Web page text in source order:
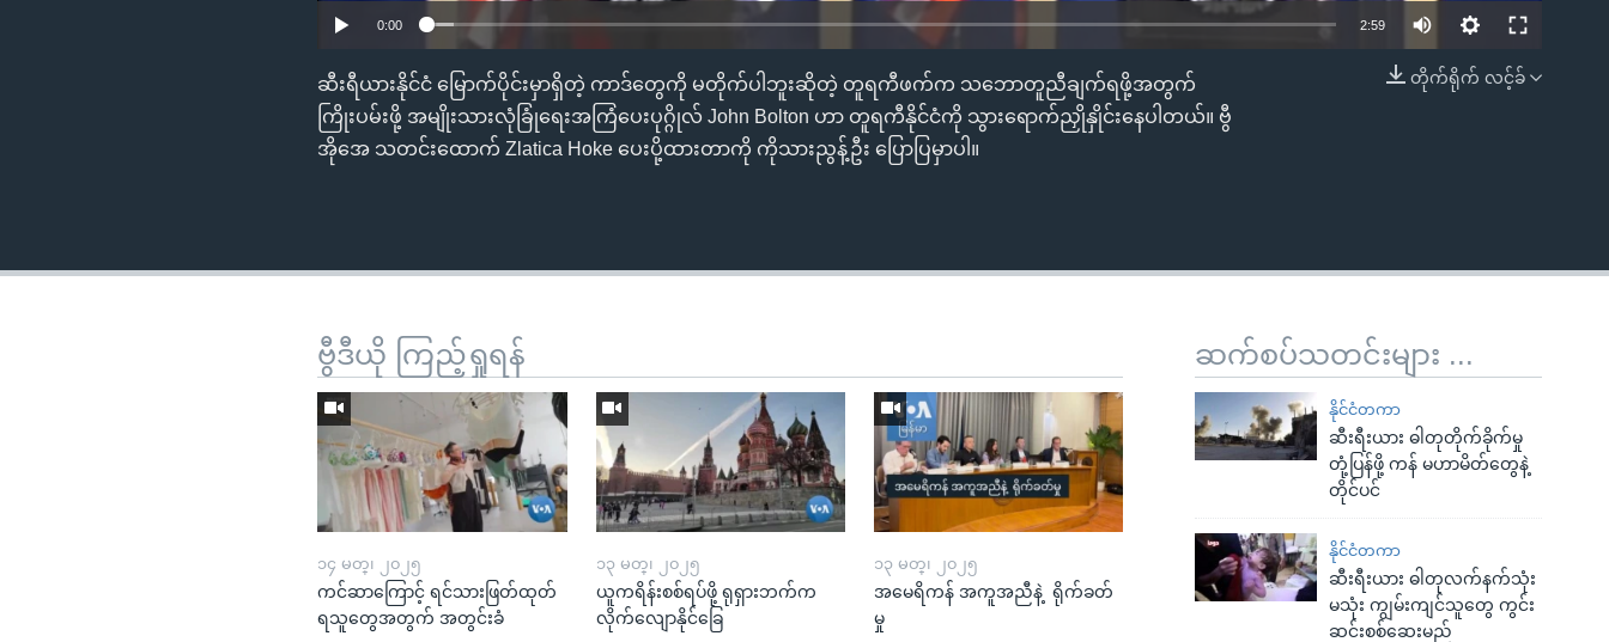
EMBED
0:00 2:59
တိုက်ရိုက် လင့်ခ်
ဆီးရီယားနိုင်ငံ မြောက်ပိုင်းမှာရှိတဲ့ ကာဒ်တွေကို မတိုက်ပါဘူးဆိုတဲ့ တူရကီဖက်က သဘောတူညီချက်ရဖို့အတွက်
ကြိုးပမ်းဖို့ အမျိုးသားလုံခြုံရေးအကြံပေးပုဂ္ဂိုလ် John Bolton ဟာ တူရကီနိုင်ငံကို သွားရောက်ညှိုနှိုင်းနေပါတယ်။ ဗွီ
အိုအေ သတင်းထောက် Zlatica Hoke ပေးပို့ထားတာကို ကိုသားညွန့်ဦး ပြောပြမှာပါ။
ဆက်စပ်သတင်းများ ...
နိုင်ငံတကာ
ဆီးရီးယား ဓါတုတိုက်ခိုက်မှု
တုံ့ပြန်ဖို့ ကန် မဟာမိတ်တွေနဲ့
တိုင်ပင်
နိုင်ငံတကာ
ဆီးရီးယား ဓါတုလက်နက်သုံး
မသုံး ကျွမ်းကျင်သူတွေ ကွင်း
ဆင်းစစ်ဆေးမည်
ဗွီဒီယို ကြည့်ရှုရန်
၁၄ မတ္၊ ၂၀၂၅
ကင်ဆာကြောင့် ရင်သားဖြတ်ထုတ်
ရသူတွေအတွက် အတွင်းခံ
၁၃ မတ္၊ ၂၀၂၅
ယူကရိန်းစစ်ရပ်ဖို့ ရုရှားဘက်က
လိုက်လျောနိုင်ခြေ
၁၃ မတ္၊ ၂၀၂၅
အမေရိကန် အကူအညီနဲ့ ရိုက်ခတ်
မှု